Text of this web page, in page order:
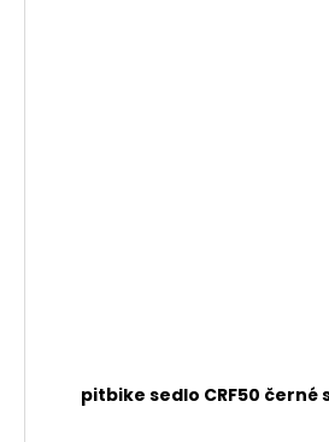
pitbike sedlo CRF50 černé